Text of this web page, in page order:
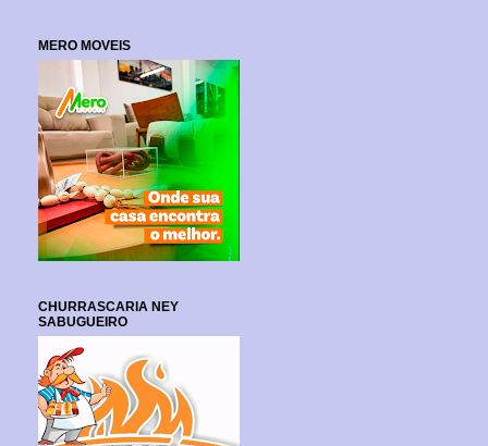
MERO MOVEIS
CHURRASCARIA NEY
SABUGUEIRO